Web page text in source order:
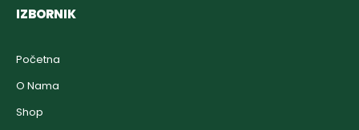
IZBORNIK
Početna
O Nama
Shop